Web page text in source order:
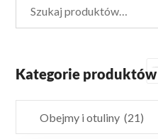
Kategorie produktów